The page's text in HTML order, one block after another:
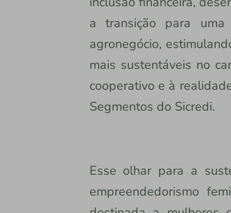
a transição para
agronegócio,
mais sustentáveis no
cooperativo e à
Segmentos do Sicredi.
Esse olhar para a
empreendedorismo